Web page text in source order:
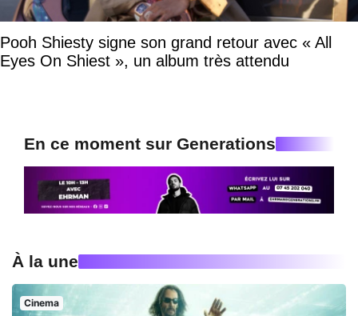
Pooh Shiesty signe son grand retour avec « All
Eyes On Shiest », un album très attendu
En ce moment sur Generations
À la une
Cinema